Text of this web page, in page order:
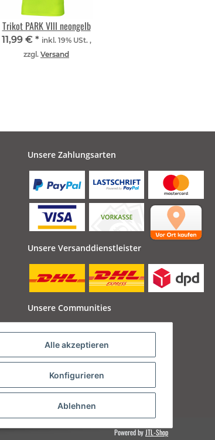
Trikot PARK VIII neongelb
11,99 € * inkl. 19% USt. ,
zzgl. Versand
Unsere Zahlungsarten
Unsere Versanddienstleister
Unsere Communities
Powered by JTL-Shop
Alle akzeptieren
Konfigurieren
Ablehnen